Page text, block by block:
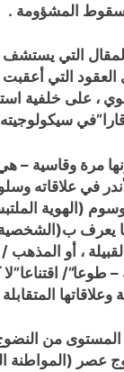
المشؤومة .
التي يستشف
، على خلفية
مرة وقاسية
في علاقاته
(الهوية
يعرف ب(الشخصية
، أو
– طوعا”/
وعلاقاتها
من
عصر (المواطنة